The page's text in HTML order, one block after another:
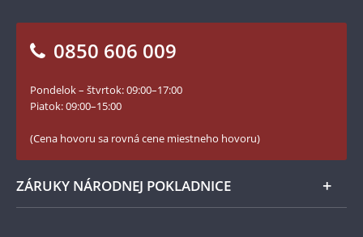
Numizmatické novinky
Blog Pokladnica mincí
Facebook Národnej Pokladnice
YouTube Národnej Pokladnice
0850 606 009
Pondelok – štvrtok: 09:00–17:00
Piatok: 09:00–15:00
(Cena hovoru sa rovná cene miestneho hovoru)
ZÁRUKY NÁRODNEJ POKLADNICE